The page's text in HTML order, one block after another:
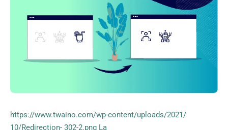
https://www.twaino.com/wp-content/uploads/2021/
10/Redirection- 302-2.png La